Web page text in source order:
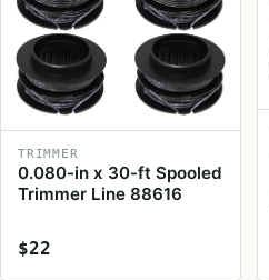
TRIMMER
0.080-in x 30-ft Spooled
Trimmer Line 88616
$22